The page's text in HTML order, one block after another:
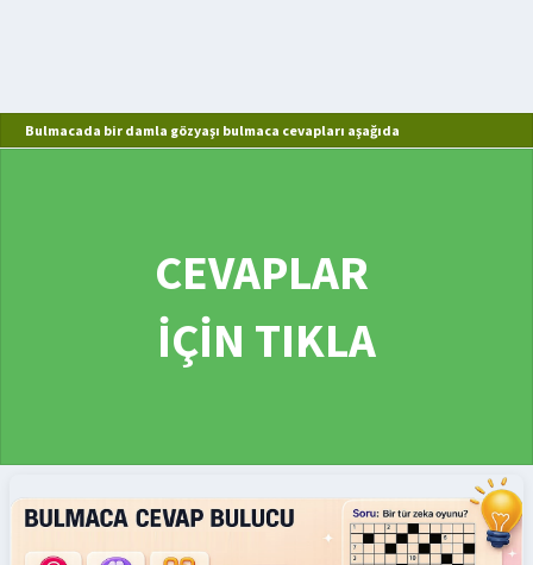
Bulmacada bir damla gözyaşı bulmaca cevapları aşağıda
CEVAPLAR
İÇİN TIKLA